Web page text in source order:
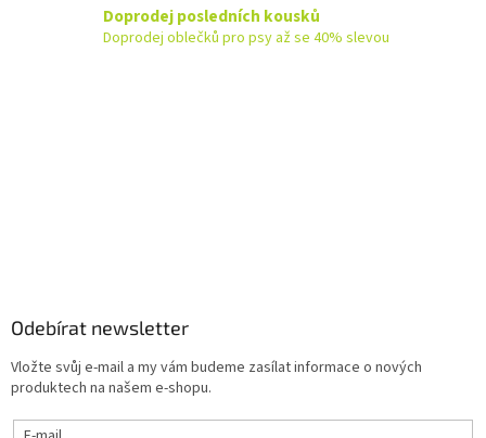
d
a
Doprodej posledních kousků
Doprodej oblečků pro psy až se 40% slevou
Odebírat newsletter
Vložte svůj e-mail a my vám budeme zasílat informace o nových
produktech na našem e-shopu.